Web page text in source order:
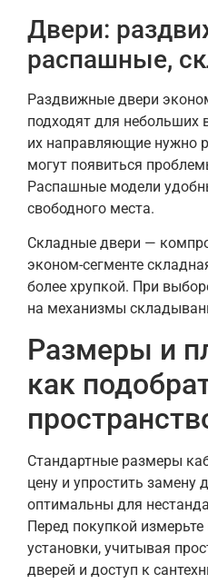
Двери:
распашные,
Раздвижные двери
подходят для
их направляющие нужно
могут появиться
Распашные модели
свободного места.
Складные двери —
эконом-сегменте
более хрупкой. При
на механизмы
Размеры и
как
Стандартные размеры
цену и упростить замену
оптимальны для
Перед покупкой
установки, учитывая
дверей и доступ к